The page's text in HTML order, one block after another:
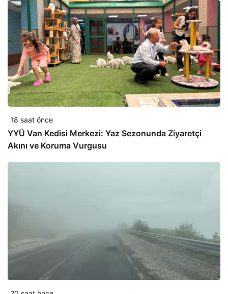
18 saat önce
YYÜ Van Kedisi Merkezi: Yaz Sezonunda Ziyaretçi
Akını ve Koruma Vurgusu